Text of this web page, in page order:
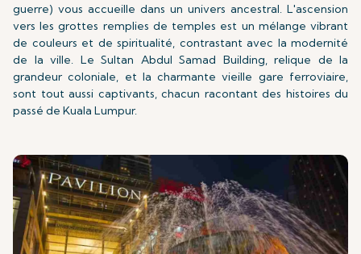
guerre) vous accueille dans un univers ancestral. L'ascension
vers les grottes remplies de temples est un mélange vibrant
de couleurs et de spiritualité, contrastant avec la modernité
de la ville. Le Sultan Abdul Samad Building, relique de la
grandeur coloniale, et la charmante vieille gare ferroviaire,
sont tout aussi captivants, chacun racontant des histoires du
passé de Kuala Lumpur.